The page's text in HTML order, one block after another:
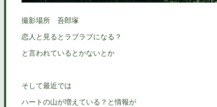
撮影場所 吾郎塚
恋人と見るとラブラブになる？
と言われているとかないとか
そして最近では
ハートの山が増えている？と情報が